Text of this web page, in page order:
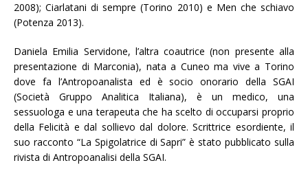
2008); Ciarlatani di sempre (Torino 2010) e Men che schiavo
(Potenza 2013).
Daniela Emilia Servidone, l’altra coautrice (non presente alla
presentazione di Marconia), nata a Cuneo ma vive a Torino
dove fa l’Antropoanalista ed è socio onorario della SGAI
(Società Gruppo Analitica Italiana), è un medico, una
sessuologa e una terapeuta che ha scelto di occuparsi proprio
della Felicità e dal sollievo dal dolore. Scrittrice esordiente, il
suo racconto “La Spigolatrice di Sapri” è stato pubblicato sulla
rivista di Antropoanalisi della SGAI.